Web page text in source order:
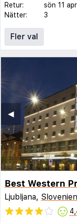
Retur:
sön 11
Nätter:
3
Fler val
◀︎
Best Western
Ljubljana, Slovenien